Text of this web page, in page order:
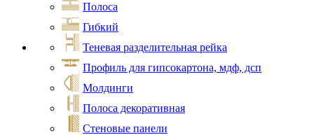
Полоса
Гибкий
Теневая разделительная рейка
Профиль для гипсокартона, мдф, дсп
Молдинги
Полоса декоративная
Стеновые панели